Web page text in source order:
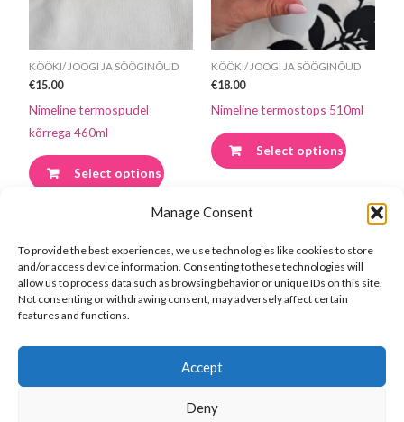
Manage Consent
To provide the best experiences, we use technologies like cookies to store
and/or access device information. Consenting to these technologies will
allow us to process data such as browsing behavior or unique IDs on this site.
Not consenting or withdrawing consent, may adversely affect certain
features and functions.
Accept
Deny
KÖÖKI/ JOOGI JA SÖÖGINÕUD
€15.00
Nimeline termospudel
kõrrega 460ml
Select options
teha
KÖÖKI/ JOOGI JA SÖÖGINÕUD
€18.00
Nimeline termostops 510ml
Select options
Valikuid
saab
teha